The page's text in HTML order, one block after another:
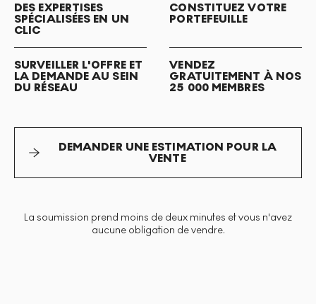
DES EXPERTISES
SPÉCIALISÉES EN UN
CLIC
CONSTITUEZ VOTRE
PORTEFEUILLE
SURVEILLER L'OFFRE ET
LA DEMANDE AU SEIN
DU RÉSEAU
VENDEZ
GRATUITEMENT À NOS
25 000 MEMBRES
DEMANDER UNE ESTIMATION POUR LA
VENTE
La soumission prend moins de deux minutes et vous n'avez
aucune obligation de vendre.